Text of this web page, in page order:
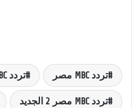
تردد MBC مصر تردد MBC مصر 2
تردد MBC مصر 2 الجديد